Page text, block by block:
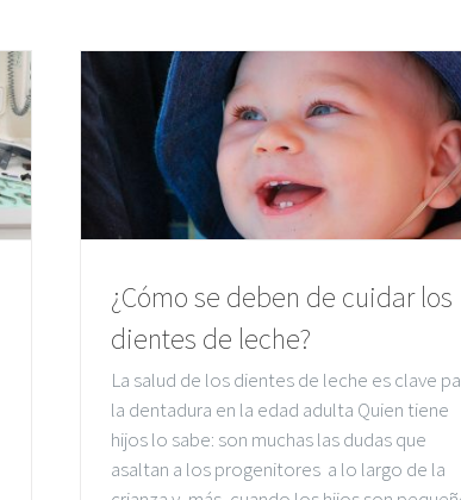
¿Cómo se deben de cuidar los
dientes de leche?
La salud de los dientes de leche es clave
la dentadura en la edad adulta Quien tiene
hijos lo sabe: son muchas las dudas que
asaltan a los progenitores a lo largo de la